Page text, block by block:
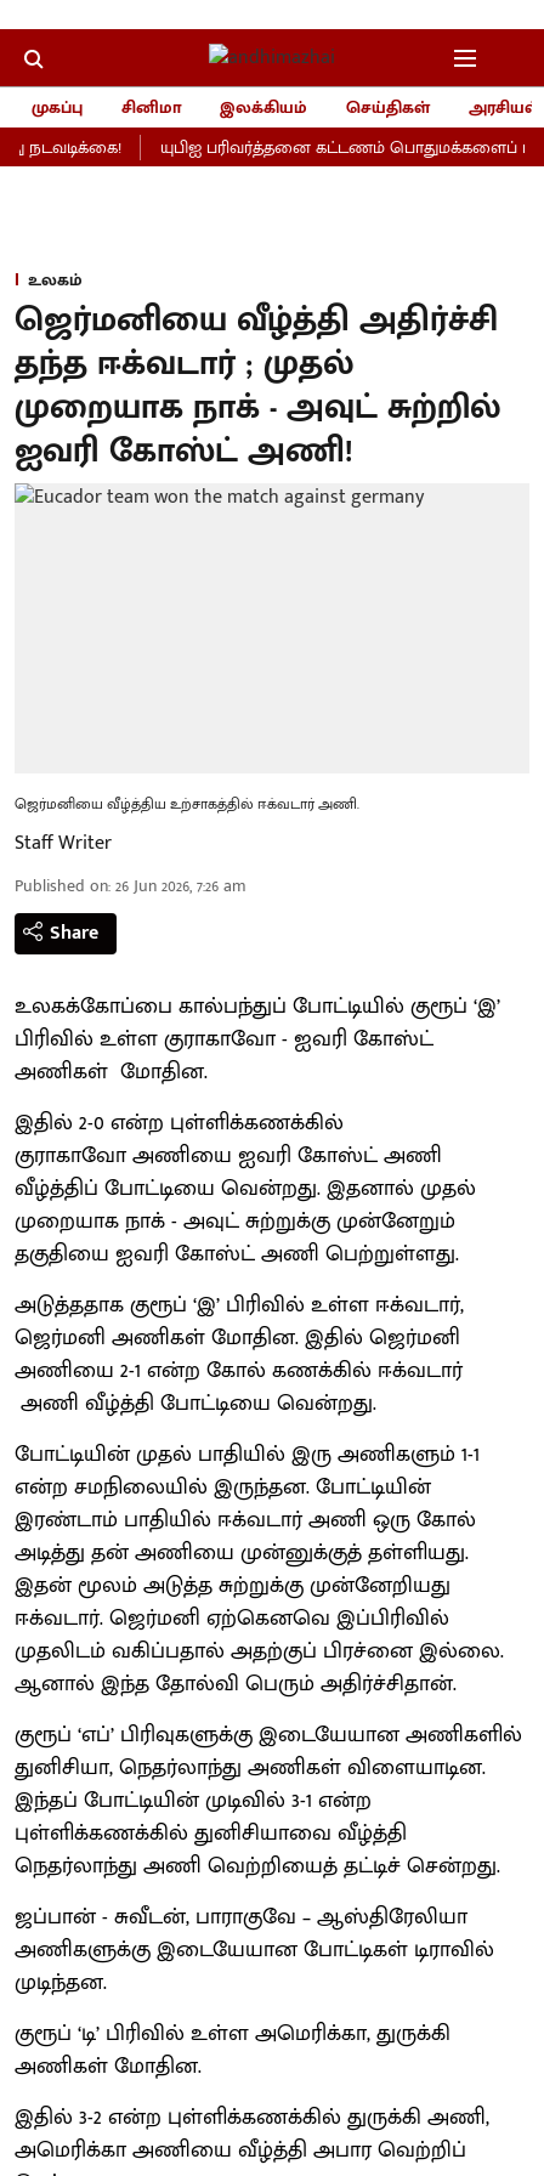
முகப்பு சினிமா இலக்கியம் செய்திகள்
அரசியல்
யுபிஐ பரிவர்த்தனை கட்டணம் பொதுமக்களைப்
உலகம்
ஜெர்மனியை வீழ்த்தி அதிர்ச்சி
தந்த ஈக்வடார் ; முதல்
முறையாக நாக் - அவுட் சுற்றில்
ஐவரி கோஸ்ட் அணி!
ஜெர்மனியை வீழ்த்திய உற்சாகத்தில் ஈக்வடார் அணி.
Staff Writer
Published on:26 Jun 2026, 7:26 am
Share
உலகக்கோப்பை கால்பந்துப் போட்டியில் குரூப் ‘இ’
பிரிவில் உள்ள குராகாவோ - ஐவரி கோஸ்ட்
அணிகள் மோதின.
இதில் 2-0 என்ற புள்ளிக்கணக்கில்
குராகாவோ அணியை ஐவரி கோஸ்ட் அணி
வீழ்த்திப் போட்டியை வென்றது. இதனால் முதல்
முறையாக நாக் - அவுட் சுற்றுக்கு முன்னேறும்
தகுதியை ஐவரி கோஸ்ட் அணி பெற்றுள்ளது.
அடுத்ததாக குரூப் ‘இ’ பிரிவில் உள்ள ஈக்வடார்,
ஜெர்மனி அணிகள் மோதின. இதில் ஜெர்மனி
அணியை 2-1 என்ற கோல் கணக்கில் ஈக்வடார்
அணி வீழ்த்தி போட்டியை வென்றது.
போட்டியின் முதல் பாதியில் இரு அணிகளும் 1-1
என்ற சமநிலையில் இருந்தன. போட்டியின்
இரண்டாம் பாதியில் ஈக்வடார் அணி ஒரு கோல்
அடித்து தன் அணியை முன்னுக்குத் தள்ளியது.
இதன் மூலம் அடுத்த சுற்றுக்கு முன்னேறியது
ஈக்வடார். ஜெர்மனி ஏற்கெனவெ இப்பிரிவில்
முதலிடம் வகிப்பதால் அதற்குப் பிரச்னை இல்லை.
ஆனால் இந்த தோல்வி பெரும் அதிர்ச்சிதான்.
குரூப் ‘எப்’ பிரிவுகளுக்கு இடையேயான அணிகளில்
துனிசியா, நெதர்லாந்து அணிகள் விளையாடின.
இந்தப் போட்டியின் முடிவில் 3-1 என்ற
புள்ளிக்கணக்கில் துனிசியாவை வீழ்த்தி
நெதர்லாந்து அணி வெற்றியைத் தட்டிச் சென்றது.
ஜப்பான் - சுவீடன், பாராகுவே – ஆஸ்திரேலியா
அணிகளுக்கு இடையேயான போட்டிகள் டிராவில்
முடிந்தன.
குரூப் ‘டி’ பிரிவில் உள்ள அமெரிக்கா, துருக்கி
அணிகள் மோதின.
இதில் 3-2 என்ற புள்ளிக்கணக்கில் துருக்கி அணி,
அமெரிக்கா அணியை வீழ்த்தி அபார வெற்றிப்